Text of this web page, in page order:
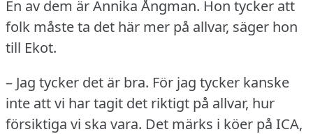
En av dem är Annika Ångman. Hon tycker att
folk måste ta det här mer på allvar, säger hon
till Ekot.
– Jag tycker det är bra. För jag tycker kanske
inte att vi har tagit det riktigt på allvar, hur
försiktiga vi ska vara. Det märks i köer på ICA,